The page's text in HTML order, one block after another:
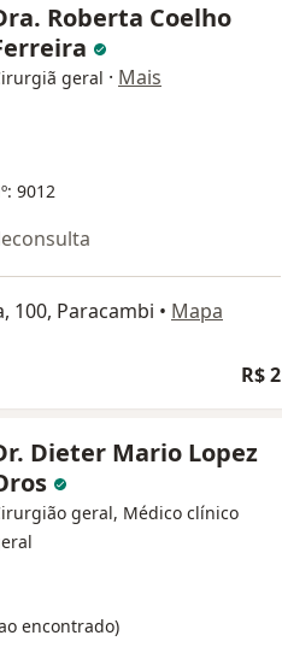
Roberta Coelho
geral · Mais
9012
100, Paracambi • Mapa
R$ 2
Dieter Mario Lopez
geral, Médico clínico
encontrado)